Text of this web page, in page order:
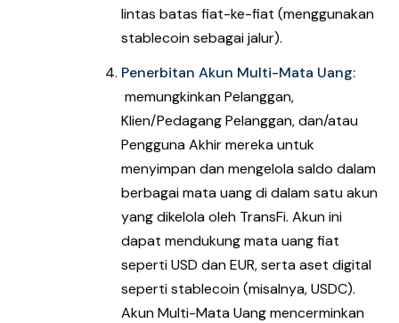
lintas batas fiat-ke-fiat (menggunakan
stablecoin sebagai jalur).
Penerbitan Akun Multi-Mata Uang:
memungkinkan Pelanggan,
Klien/Pedagang Pelanggan, dan/atau
Pengguna Akhir mereka untuk
menyimpan dan mengelola saldo dalam
berbagai mata uang di dalam satu akun
yang dikelola oleh TransFi. Akun ini
dapat mendukung mata uang fiat
seperti USD dan EUR, serta aset digital
seperti stablecoin (misalnya, USDC).
Akun Multi-Mata Uang mencerminkan